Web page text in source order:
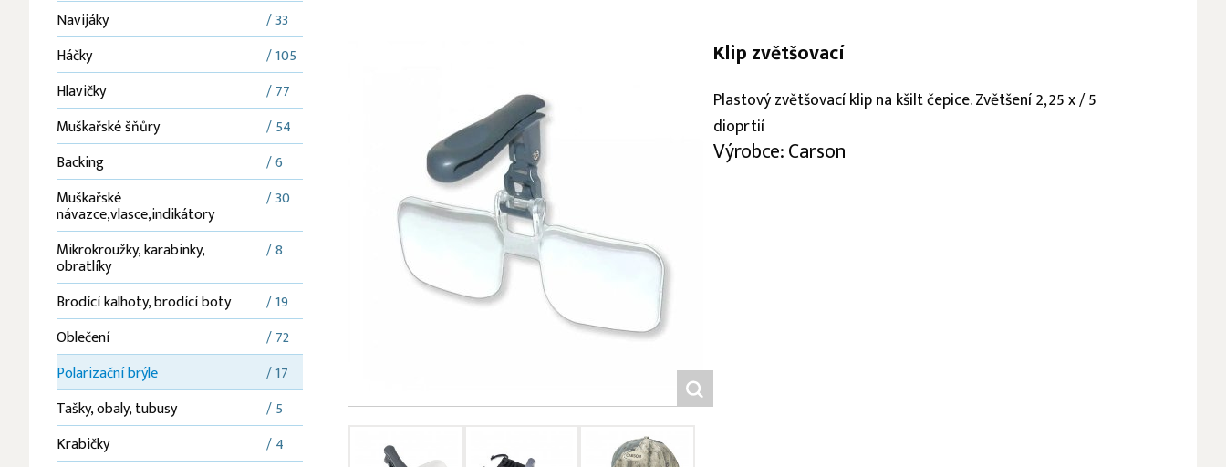
Navijáky
/ 33
Háčky
/ 105
Hlavičky
/ 77
Muškařské šňůry
/ 54
Backing
/ 6
Muškařské
návazce,vlasce,indikátory
/ 30
Mikrokroužky, karabinky,
obratlíky
/ 8
Brodící kalhoty, brodící boty
/ 19
Oblečení
/ 72
Polarizační brýle
/ 17
Tašky, obaly, tubusy
/ 5
Krabičky
/ 4
Klip zvětšovací
Plastový zvětšovací klip na kšilt čepice. Zvětšení 2,25 x / 5
dioprtií
Výrobce: Carson